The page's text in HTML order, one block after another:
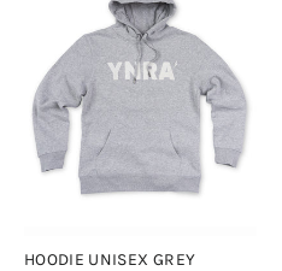
HOODIE UNISEX GREY